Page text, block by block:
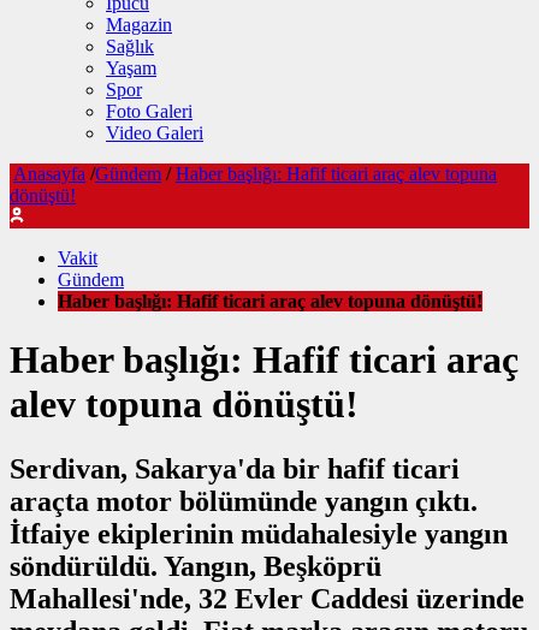
Magazin
Sağlık
Yaşam
Spor
Foto Galeri
Video Galeri
Anasayfa /Gündem / Haber başlığı: Hafif ticari araç alev topuna
dönüştü!
Vakit
Gündem
Haber başlığı: Hafif ticari araç alev topuna dönüştü!
Haber başlığı: Hafif ticari araç
alev topuna dönüştü!
Serdivan, Sakarya'da bir hafif ticari
araçta motor bölümünde yangın çıktı.
İtfaiye ekiplerinin müdahalesiyle yangın
söndürüldü. Yangın, Beşköprü
Mahallesi'nde, 32 Evler Caddesi üzerinde